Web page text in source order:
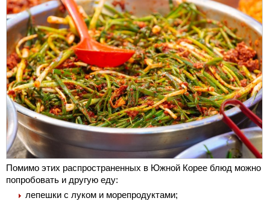
Помимо этих распространенных в Южной Корее блюд можно
попробовать и другую еду:
лепешки с луком и морепродуктами;